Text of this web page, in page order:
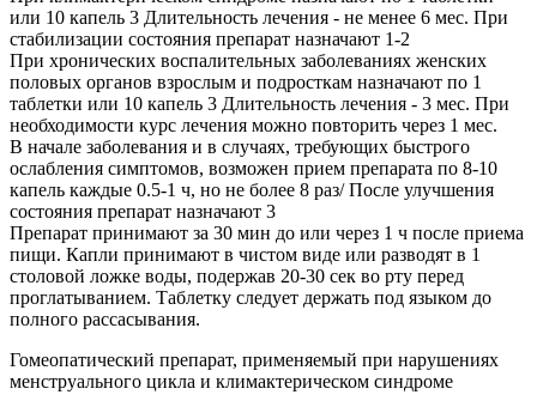
или 10 капель 3 Длительность лечения - не менее 6 мес. При
стабилизации состояния препарат назначают 1-2
При хронических воспалительных заболеваниях женских
половых органов взрослым и подросткам назначают по 1
таблетки или 10 капель 3 Длительность лечения - 3 мес. При
необходимости курс лечения можно повторить через 1 мес.
В начале заболевания и в случаях, требующих быстрого
ослабления симптомов, возможен прием препарата по 8-10
капель каждые 0.5-1 ч, но не более 8 раз/ После улучшения
состояния препарат назначают 3
Препарат принимают за 30 мин до или через 1 ч после приема
пищи. Капли принимают в чистом виде или разводят в 1
столовой ложке воды, подержав 20-30 сек во рту перед
проглатыванием. Таблетку следует держать под языком до
полного рассасывания.
Гомеопатический препарат, применяемый при нарушениях
менструального цикла и климактерическом синдроме